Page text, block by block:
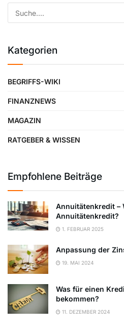
Kategorien
BEGRIFFS-WIKI
FINANZNEWS
MAGAZIN
RATGEBER & WISSEN
Empfohlene Beiträge
Annuitätenkredit –
Annuitätenkredit?
1. FEBRUAR 2025
Anpassung der
19. MAI 2024
Was für einen
bekommen?
11. DEZEMBER 2024